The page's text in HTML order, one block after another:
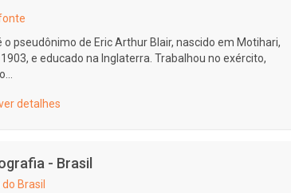
é o pseudônimo de Eric Arthur Blair, nascido em Motihari,
e educado na Inglaterra. Trabalhou no exército,
detalhes
- Brasil
Brasil